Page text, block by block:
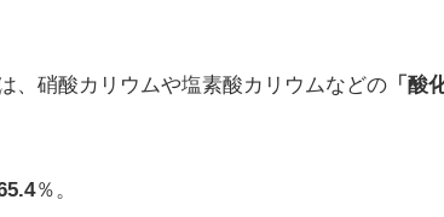
、硝酸カリウムや塩素酸カリウムなどの 「酸
％。